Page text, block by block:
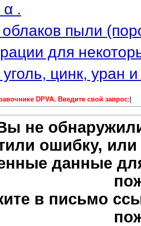
.
пыли
для
уголь, цинк, уран и
DPVA. Введите свой запрос:
не
ошибку,
данные
в письмо